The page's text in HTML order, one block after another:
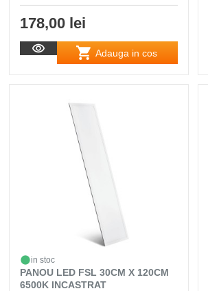
178,00 lei
Adauga in cos
in stoc
PANOU LED FSL 30CM X 120CM
6500K INCASTRAT